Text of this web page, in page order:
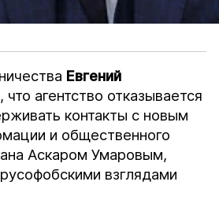
Евгений
что агентство отказывается
контакты с новым
и общественного
Аскаром Умаровым,
взглядами